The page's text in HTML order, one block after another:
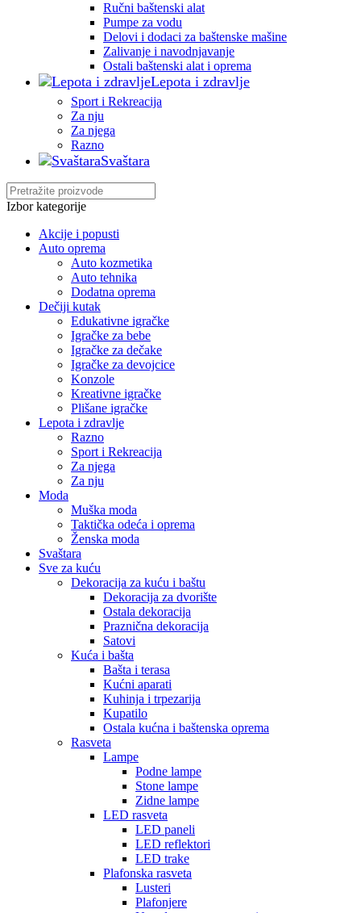
Ručni baštenski alat
Pumpe za vodu
Delovi i dodaci za baštenske mašine
Zalivanje i navodnjavanje
Ostali baštenski alat i oprema
Lepota i zdravlje
Sport i Rekreacija
Za nju
Za njega
Razno
Svaštara
Izbor kategorije
Akcije i popusti
Auto oprema
Auto kozmetika
Auto tehnika
Dodatna oprema
Dečiji kutak
Edukativne igračke
Igračke za bebe
Igračke za dečake
Igračke za devojcice
Konzole
Kreativne igračke
Plišane igračke
Lepota i zdravlje
Razno
Sport i Rekreacija
Za njega
Za nju
Moda
Muška moda
Taktička odeća i oprema
Ženska moda
Svaštara
Sve za kuću
Dekoracija za kuću i baštu
Dekoracija za dvorište
Ostala dekoracija
Praznična dekoracija
Satovi
Kuća i bašta
Bašta i terasa
Kućni aparati
Kuhinja i trpezarija
Kupatilo
Ostala kućna i baštenska oprema
Rasveta
Lampe
Podne lampe
Stone lampe
Zidne lampe
LED rasveta
LED paneli
LED reflektori
LED trake
Plafonska rasveta
Lusteri
Plafonjere